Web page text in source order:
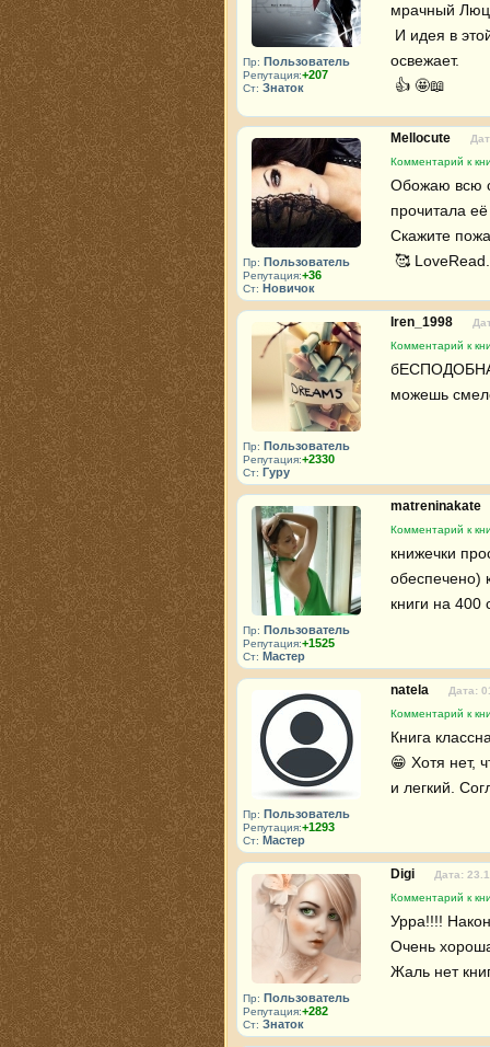
Пр: Пользователь
Репутация:+207
Ст: Знаток
мрачный
освежает.
👍 🤩📖
Пр: Пользователь
Репутация:+36
Ст: Новичок
Mellocute
Комментарий к
Обожаю всю
прочитала
Скажите
🥰
Пр: Пользователь
Репутация:+2330
Ст: Гуру
Iren_1998
Комментарий к
можешь
Пр: Пользователь
Репутация:+1525
Ст: Мастер
matreninakate
Комментарий к
книжечки
обеспечено)
книги на 400
Пр: Пользователь
Репутация:+1293
Ст: Мастер
natela
Дата:
Комментарий к
Книга
😁 Хотя нет,
и легкий.
Пр: Пользователь
Репутация:+282
Ст: Знаток
Digi
Дата:
Комментарий к
Урра!!!!
Очень
Жаль нет